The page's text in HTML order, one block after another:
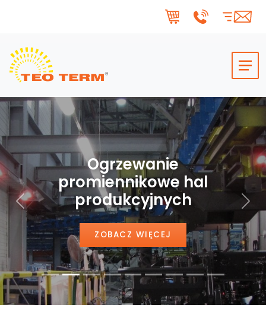
Ogrzewanie
promiennikowe hal
produkcyjnych
ZOBACZ WIĘCEJ
Poprzedni